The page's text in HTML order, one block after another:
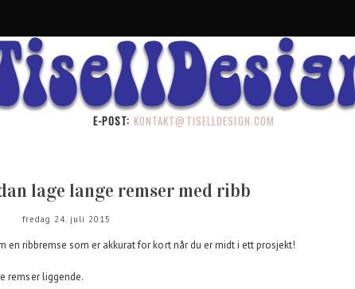
E-POST: KONTAKT@TISELLDESIGN.COM
lage lange remser med ribb
fredag 24. juli 2015
en ribbremse som er akkurat for kort når du er midt i ett prosjekt!
remser liggende.